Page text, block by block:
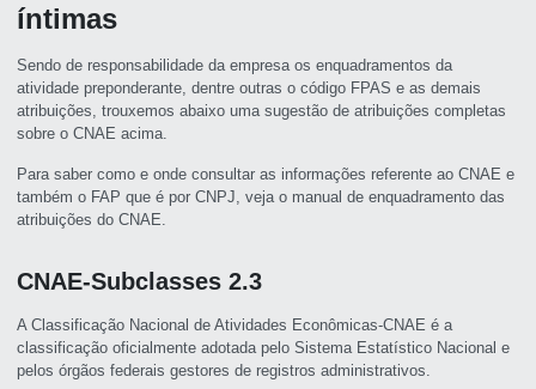
íntimas
Sendo de responsabilidade da empresa os enquadramentos da
atividade preponderante, dentre outras o código FPAS e as demais
atribuições, trouxemos abaixo uma sugestão de atribuições completas
sobre o CNAE acima.
Para saber como e onde consultar as informações referente ao CNAE e
também o FAP que é por CNPJ, veja o manual de enquadramento das
atribuições do CNAE.
CNAE-Subclasses 2.3
A Classificação Nacional de Atividades Econômicas-CNAE é a
classificação oficialmente adotada pelo Sistema Estatístico Nacional e
pelos órgãos federais gestores de registros administrativos.